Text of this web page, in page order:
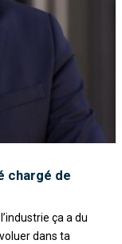
chargé de
ça a du
dans ta